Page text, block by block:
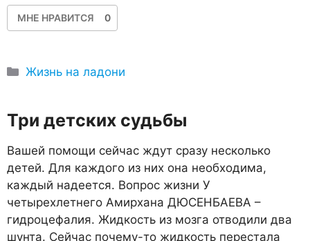
МНЕ НРАВИТСЯ 0
Рубрики
Жизнь на ладони
Три детских судьбы
Вашей помощи сейчас ждут сразу несколько
детей. Для каждого из них она необходима,
каждый надеется. Вопрос жизни У
четырехлетнего Амирхана ДЮСЕНБАЕВА –
гидроцефалия. Жидкость из мозга отводили два
шунта. Сейчас почему-то жидкость перестала